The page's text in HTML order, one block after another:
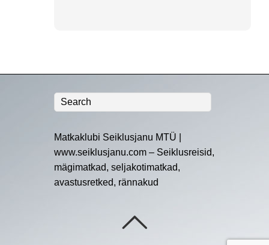
Matkaklubi Seiklusjanu MTÜ |
www.seiklusjanu.com – Seiklusreisid,
mägimatkad, seljakotimatkad,
avastusretked, rännakud